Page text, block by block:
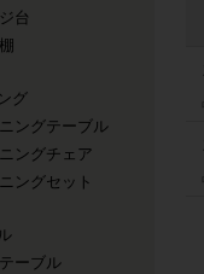
台
グ
ングテーブル
ングチェア
ングセット
ーブル